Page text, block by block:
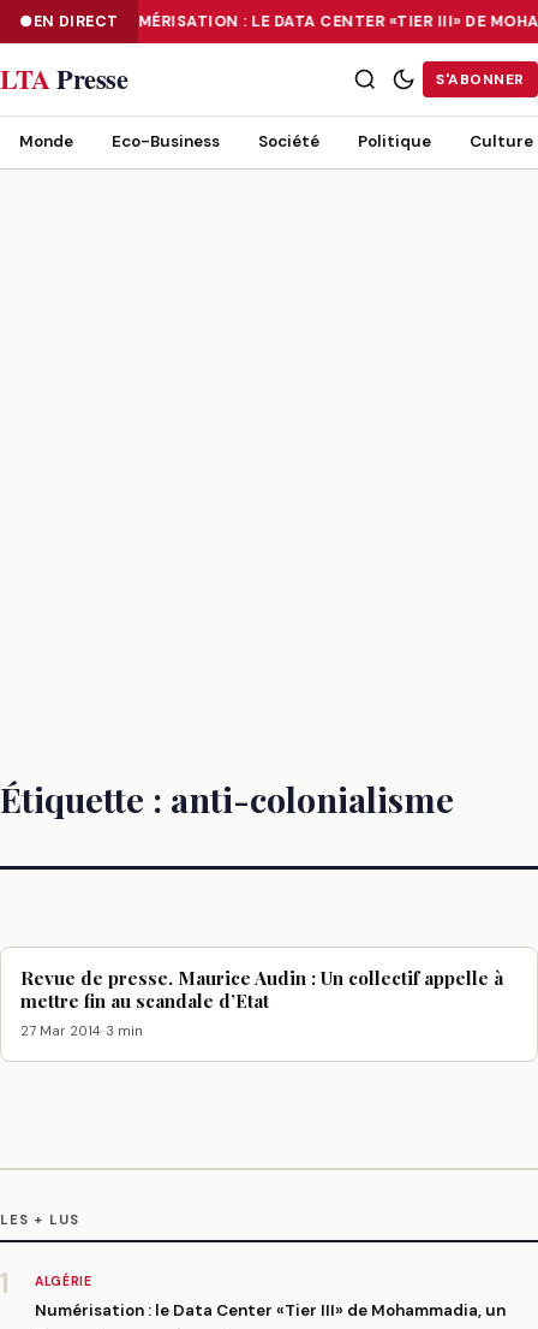
EN DIRECTNUMÉRISATION : LE DATA CENTER «TIER III» DE
NUMÉRISATION : LE DATA CENTER «TIER III» DE MOHAMMADIA, UN
LTAPresse S'ABONNER
Monde Eco-Business Société Politique Culture
Étiquette : anti-colonialisme
Revue de presse. Maurice Audin : Un collectif appelle à
mettre fin au scandale d’Etat
27 Mar 2014· 3 min
LES + LUS
1 ALGÉRIE
Numérisation : le Data Center «Tier III» de Mohammadia, un